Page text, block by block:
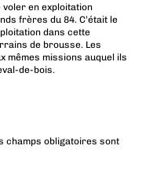
voler en exploitation
frères du 84. C’était le
dans cette
de brousse. Les
mêmes missions auquel ils
de-bois.
champs obligatoires sont